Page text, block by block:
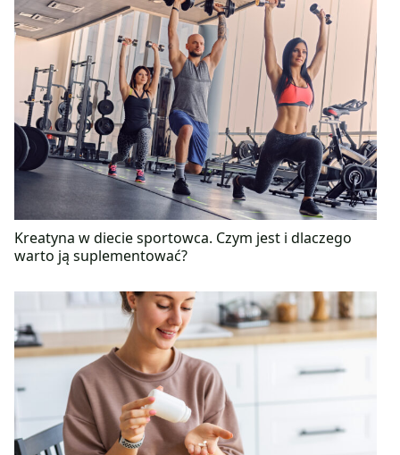
Kreatyna w diecie sportowca. Czym jest i dlaczego
warto ją suplementować?